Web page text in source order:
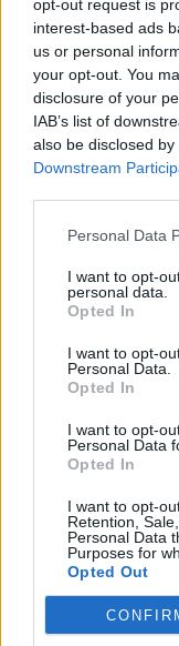
opt-out request is
interest-based ads
us or personal
your opt-out. You
disclosure of your
IAB’s list of
also be disclosed
Downstream
Personal Data
I want to opt-
personal data.
Opted In
I want to opt-
Personal Data.
Opted In
I want to opt-
Personal Data
Opted In
I want to opt-
Retention,
Personal Data
Purposes for
Opted Out
4 dl socker
4½ dl vetemjöl
½ tsk vaniljpulver
1 tsk bakpulver
4 st ägg
50 smör
½ dl farin- eller
2-3 msk kanel,
15 g smör